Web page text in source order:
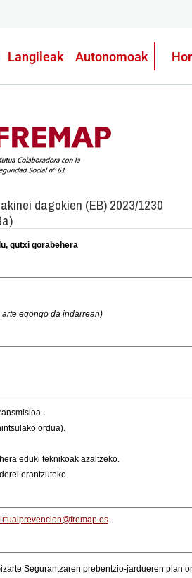
Langileak Autonomoak